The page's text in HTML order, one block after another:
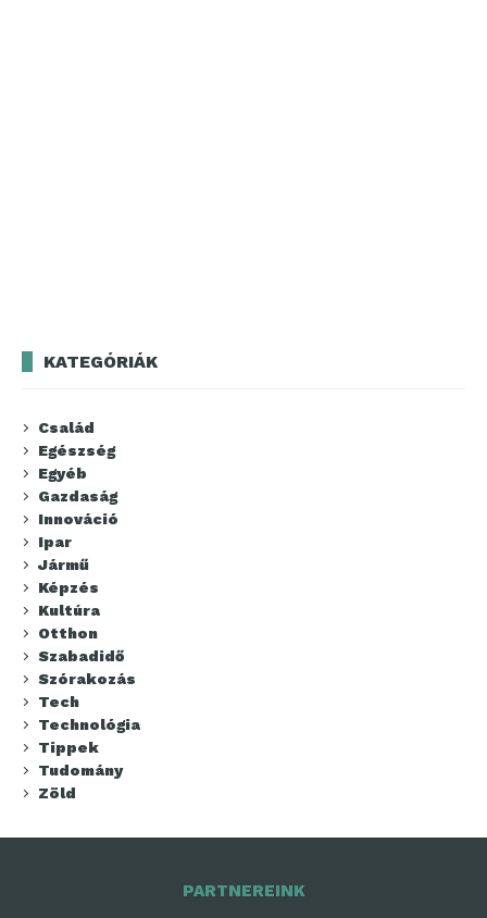
KATEGÓRIÁK
Család
Egészség
Egyéb
Gazdaság
Innováció
Ipar
Jármű
Képzés
Kultúra
Otthon
Szabadidő
Szórakozás
Tech
Technológia
Tippek
Tudomány
Zöld
PARTNEREINK